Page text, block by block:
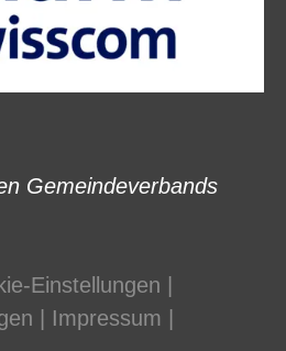
Gemeindeverbands
Einstellungen
Impressum